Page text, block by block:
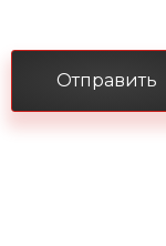
Отправить